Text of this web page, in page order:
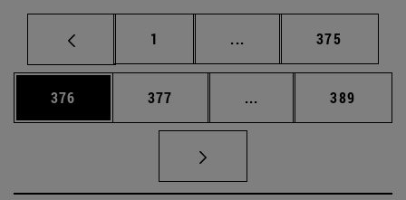
Página
1 ... Páginas intermedias
Página
375
Página
376 Página
377 ... Páginas intermedias
Página
389